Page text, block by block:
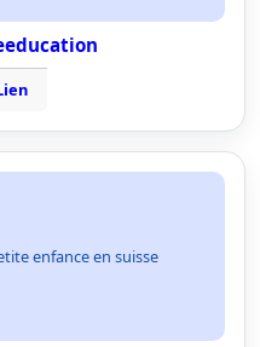
enfance en suisse